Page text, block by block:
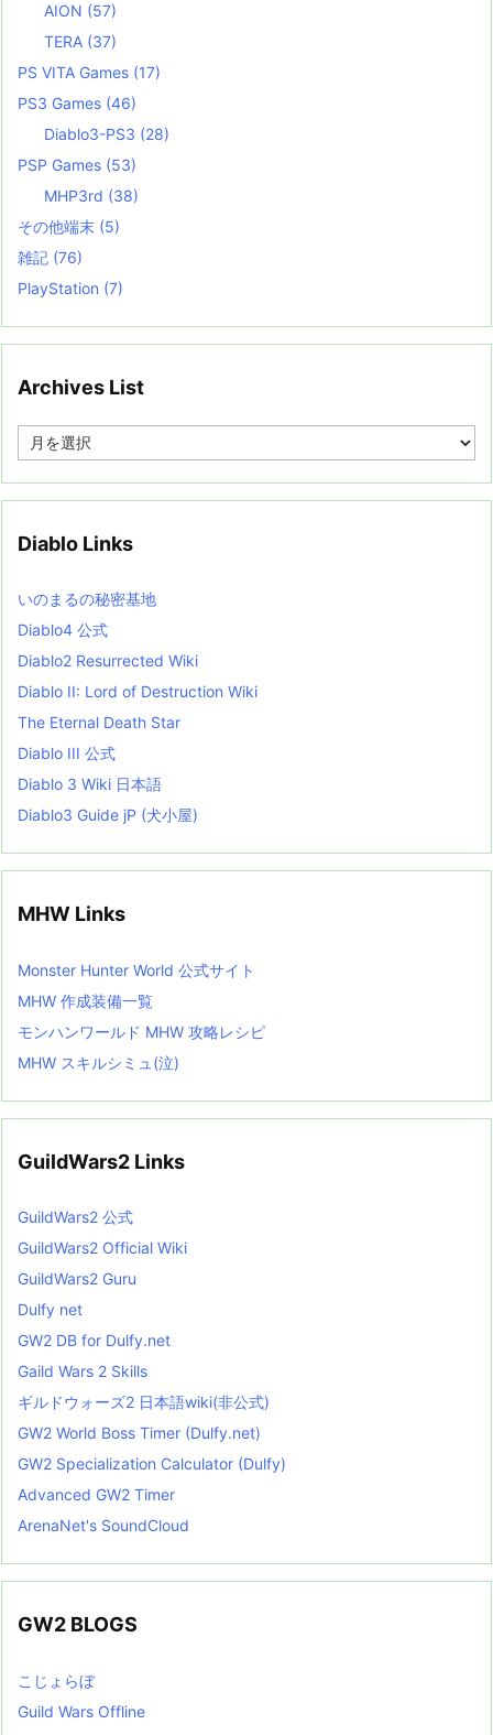
AION (57)
TERA (37)
PS VITA Games (17)
PS3 Games (46)
Diablo3-PS3 (28)
PSP Games (53)
MHP3rd (38)
その他端末 (5)
雑記 (76)
PlayStation (7)
Archives List
e
i
s
t
Diablo Links
いのまるの秘密基地
Diablo4 公式
Diablo2 Resurrected Wiki
Diablo II: Lord of Destruction Wiki
The Eternal Death Star
Diablo III 公式
Diablo 3 Wiki 日本語
Diablo3 Guide jP (犬小屋)
MHW Links
Monster Hunter World 公式サイト
MHW 作成装備一覧
モンハンワールド MHW 攻略レシピ
MHW スキルシミュ(泣)
GuildWars2 Links
GuildWars2 公式
GuildWars2 Official Wiki
GuildWars2 Guru
Dulfy net
GW2 DB for Dulfy.net
Gaild Wars 2 Skills
ギルドウォーズ2 日本語wiki(非公式)
GW2 World Boss Timer (Dulfy.net)
GW2 Specialization Calculator (Dulfy)
Advanced GW2 Timer
ArenaNet's SoundCloud
GW2 BLOGS
こじょらぼ
Guild Wars Offline